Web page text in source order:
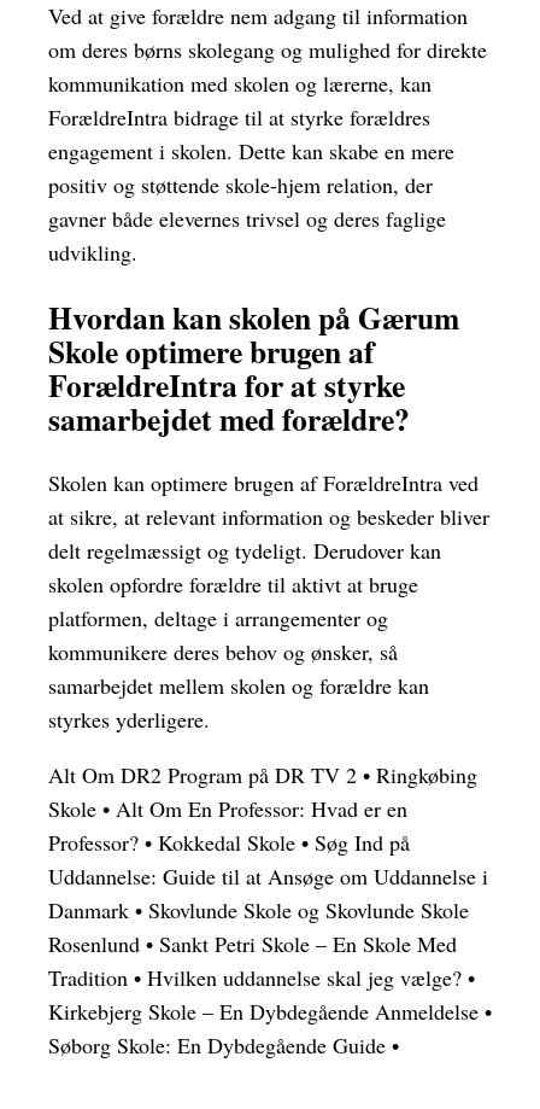
Ved at give forældre nem adgang til information
om deres børns skolegang og mulighed for direkte
kommunikation med skolen og lærerne, kan
ForældreIntra bidrage til at styrke forældres
engagement i skolen. Dette kan skabe en mere
positiv og støttende skole-hjem relation, der
gavner både elevernes trivsel og deres faglige
udvikling.
Hvordan kan skolen på Gærum
Skole optimere brugen af
ForældreIntra for at styrke
samarbejdet med forældre?
Skolen kan optimere brugen af ForældreIntra ved
at sikre, at relevant information og beskeder bliver
delt regelmæssigt og tydeligt. Derudover kan
skolen opfordre forældre til aktivt at bruge
platformen, deltage i arrangementer og
kommunikere deres behov og ønsker, så
samarbejdet mellem skolen og forældre kan
styrkes yderligere.
Alt Om DR2 Program på DR TV 2 • Ringkøbing
Skole • Alt Om En Professor: Hvad er en
Professor? • Kokkedal Skole • Søg Ind på
Uddannelse: Guide til at Ansøge om Uddannelse i
Danmark • Skovlunde Skole og Skovlunde Skole
Rosenlund • Sankt Petri Skole – En Skole Med
Tradition • Hvilken uddannelse skal jeg vælge? •
Kirkebjerg Skole – En Dybdegående Anmeldelse •
Søborg Skole: En Dybdegående Guide •